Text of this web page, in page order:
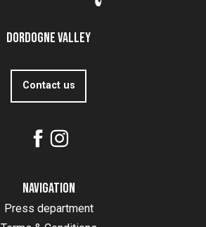
Dordogne Valley
Contact us
Navigation
Press department